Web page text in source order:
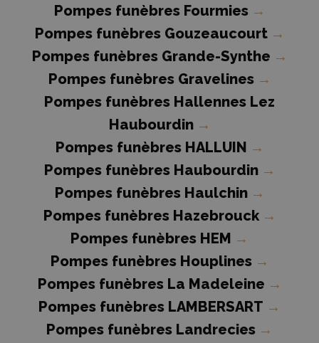
Pompes funèbres Fourmies →
Pompes funèbres Gouzeaucourt →
Pompes funèbres Grande-Synthe →
Pompes funèbres Gravelines →
Pompes funèbres Hallennes Lez
Haubourdin →
Pompes funèbres HALLUIN →
Pompes funèbres Haubourdin →
Pompes funèbres Haulchin →
Pompes funèbres Hazebrouck →
Pompes funèbres HEM →
Pompes funèbres Houplines →
Pompes funèbres La Madeleine →
Pompes funèbres LAMBERSART →
Pompes funèbres Landrecies →